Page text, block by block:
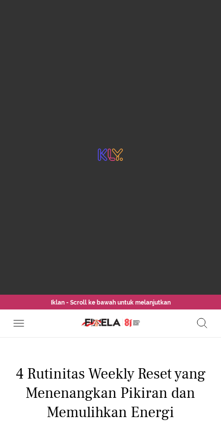
Iklan - Scroll ke bawah untuk melanjutkan
4 Rutinitas Weekly Reset yang
Menenangkan Pikiran dan
Memulihkan Energi